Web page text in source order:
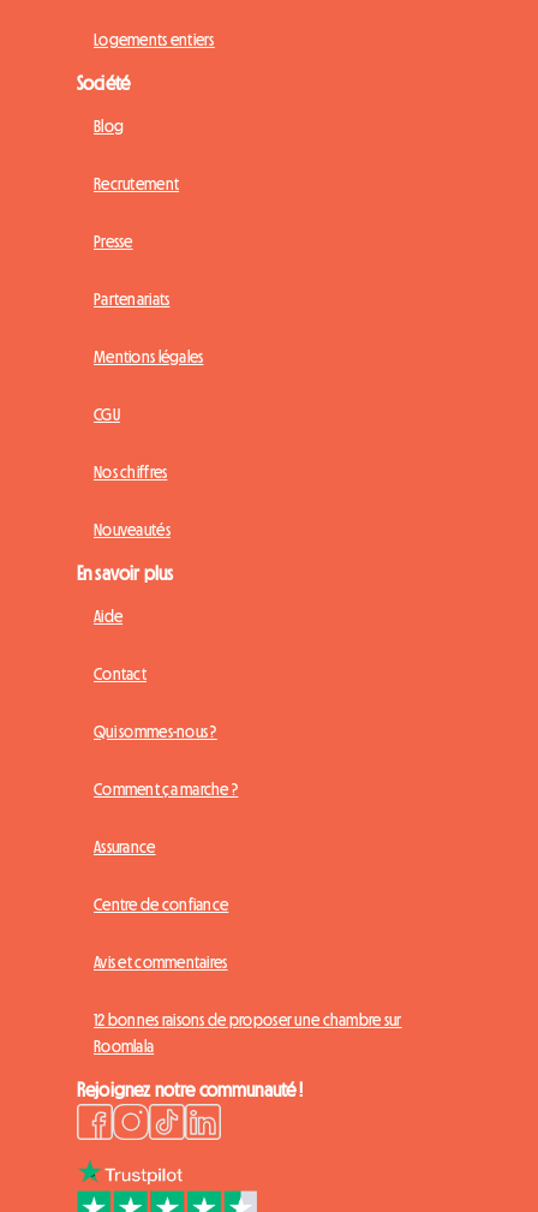
Logements entiers
Société
Blog
Recrutement
Presse
Partenariats
Mentions légales
CGU
Nos chiffres
Nouveautés
En savoir plus
Aide
Contact
Qui sommes-nous ?
Comment ça marche ?
Assurance
Centre de confiance
Avis et commentaires
12 bonnes raisons de proposer une chambre sur
Roomlala
Rejoignez notre communauté !